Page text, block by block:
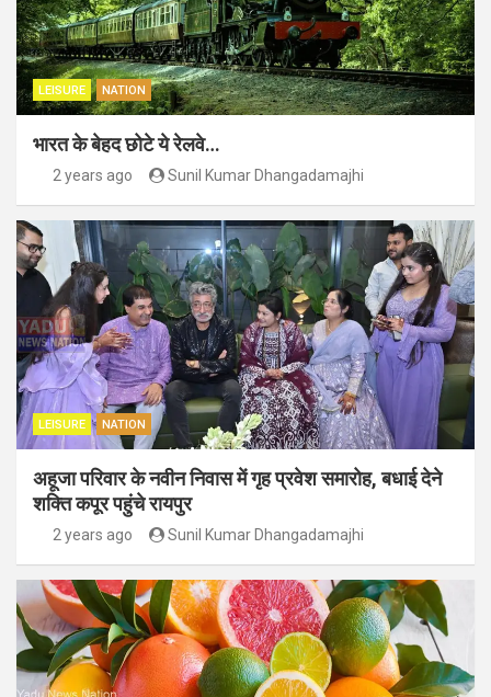
LEISURE NATION
भारत के बेहद छोटे ये रेलवे…
2 years ago Sunil Kumar Dhangadamajhi
LEISURE NATION
अहूजा परिवार के नवीन निवास में गृह प्रवेश समारोह, बधाई देने
शक्ति कपूर पहुंचे रायपुर
2 years ago Sunil Kumar Dhangadamajhi